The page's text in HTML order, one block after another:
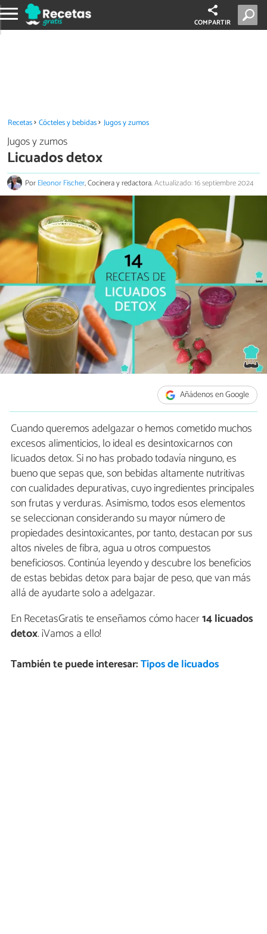
COMPARTIR
Recetas Cócteles y bebidas Jugos y zumos
Jugos y zumos
Licuados detox
PorEleonor Fischer, Cocinera y redactora.Actualizado: 16 septiembre 2024
Añádenos en Google
Cuando queremos adelgazar o hemos cometido muchos
excesos alimenticios, lo ideal es desintoxicarnos con
licuados detox. Si no has probado todavía ninguno, es
bueno que sepas que, son bebidas altamente nutritivas
con cualidades depurativas, cuyo ingredientes principales
son frutas y verduras. Asimismo, todos esos elementos
se seleccionan considerando su mayor número de
propiedades desintoxicantes, por tanto, destacan por sus
altos niveles de fibra, agua u otros compuestos
beneficiosos. Continúa leyendo y descubre los beneficios
de estas bebidas detox para bajar de peso, que van más
allá de ayudarte solo a adelgazar.
En RecetasGratis te enseñamos cómo hacer14 licuados
detox. ¡Vamos a ello!
También te puede interesar:Tipos de licuados